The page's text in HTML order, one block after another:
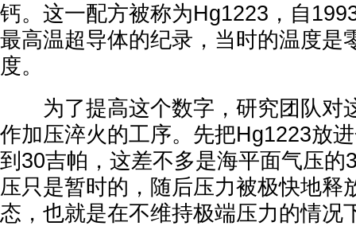
钙。这一配方被称为Hg1223，自
最高温超导体的纪录，当时的温度是
度。
为了提高这个数字，研究团队对
作加压淬火的工序。先把Hg1223放
到30吉帕，这差不多是海平面气压的
压只是暂时的，随后压力被极快地释
态，也就是在不维持极端压力的情况